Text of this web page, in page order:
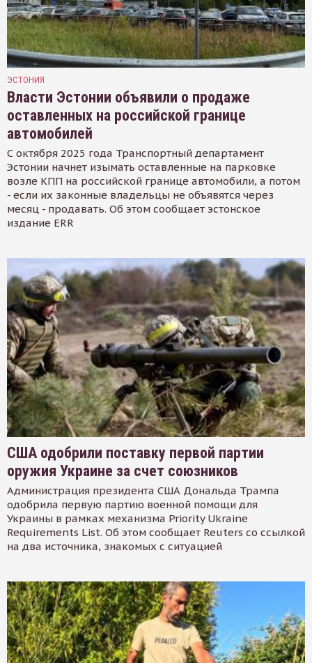
ЭСТОНИЯ
Власти Эстонии объявили о продаже
оставленных на российской границе
автомобилей
С октября 2025 года Транспортный департамент
Эстонии начнет изымать оставленные на парковке
возле КПП на российской границе автомобили, а потом
- если их законные владельцы не объявятся через
месяц - продавать. Об этом сообщает эстонское
издание ERR
США одобрили поставку первой партии
оружия Украине за счет союзников
Администрация президента США Дональда Трампа
одобрила первую партию военной помощи для
Украины в рамках механизма Priority Ukraine
Requirements List. Об этом сообщает Reuters со ссылкой
на два источника, знакомых с ситуацией